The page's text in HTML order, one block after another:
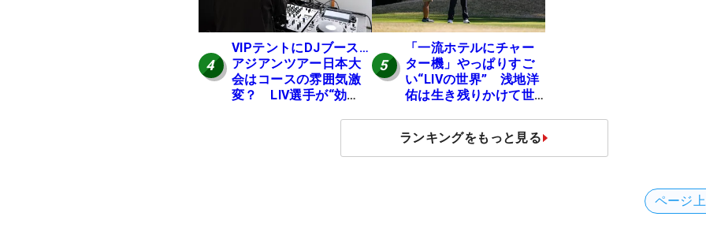
4
VIPテントにDJブース…
アジアンツアー日本大
会はコースの雰囲気激
変？ LIV選手が“効
5
「一流ホテルにチャー
ター機」やっぱりすご
い“LIVの世界” 浅地洋
佑は生き残りかけて世
ランキングをもっと見る
ページ